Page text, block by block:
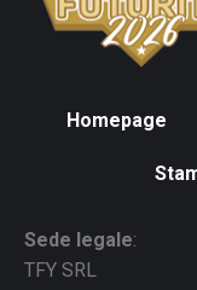
Homepage
Sede legale:
TFY SRL